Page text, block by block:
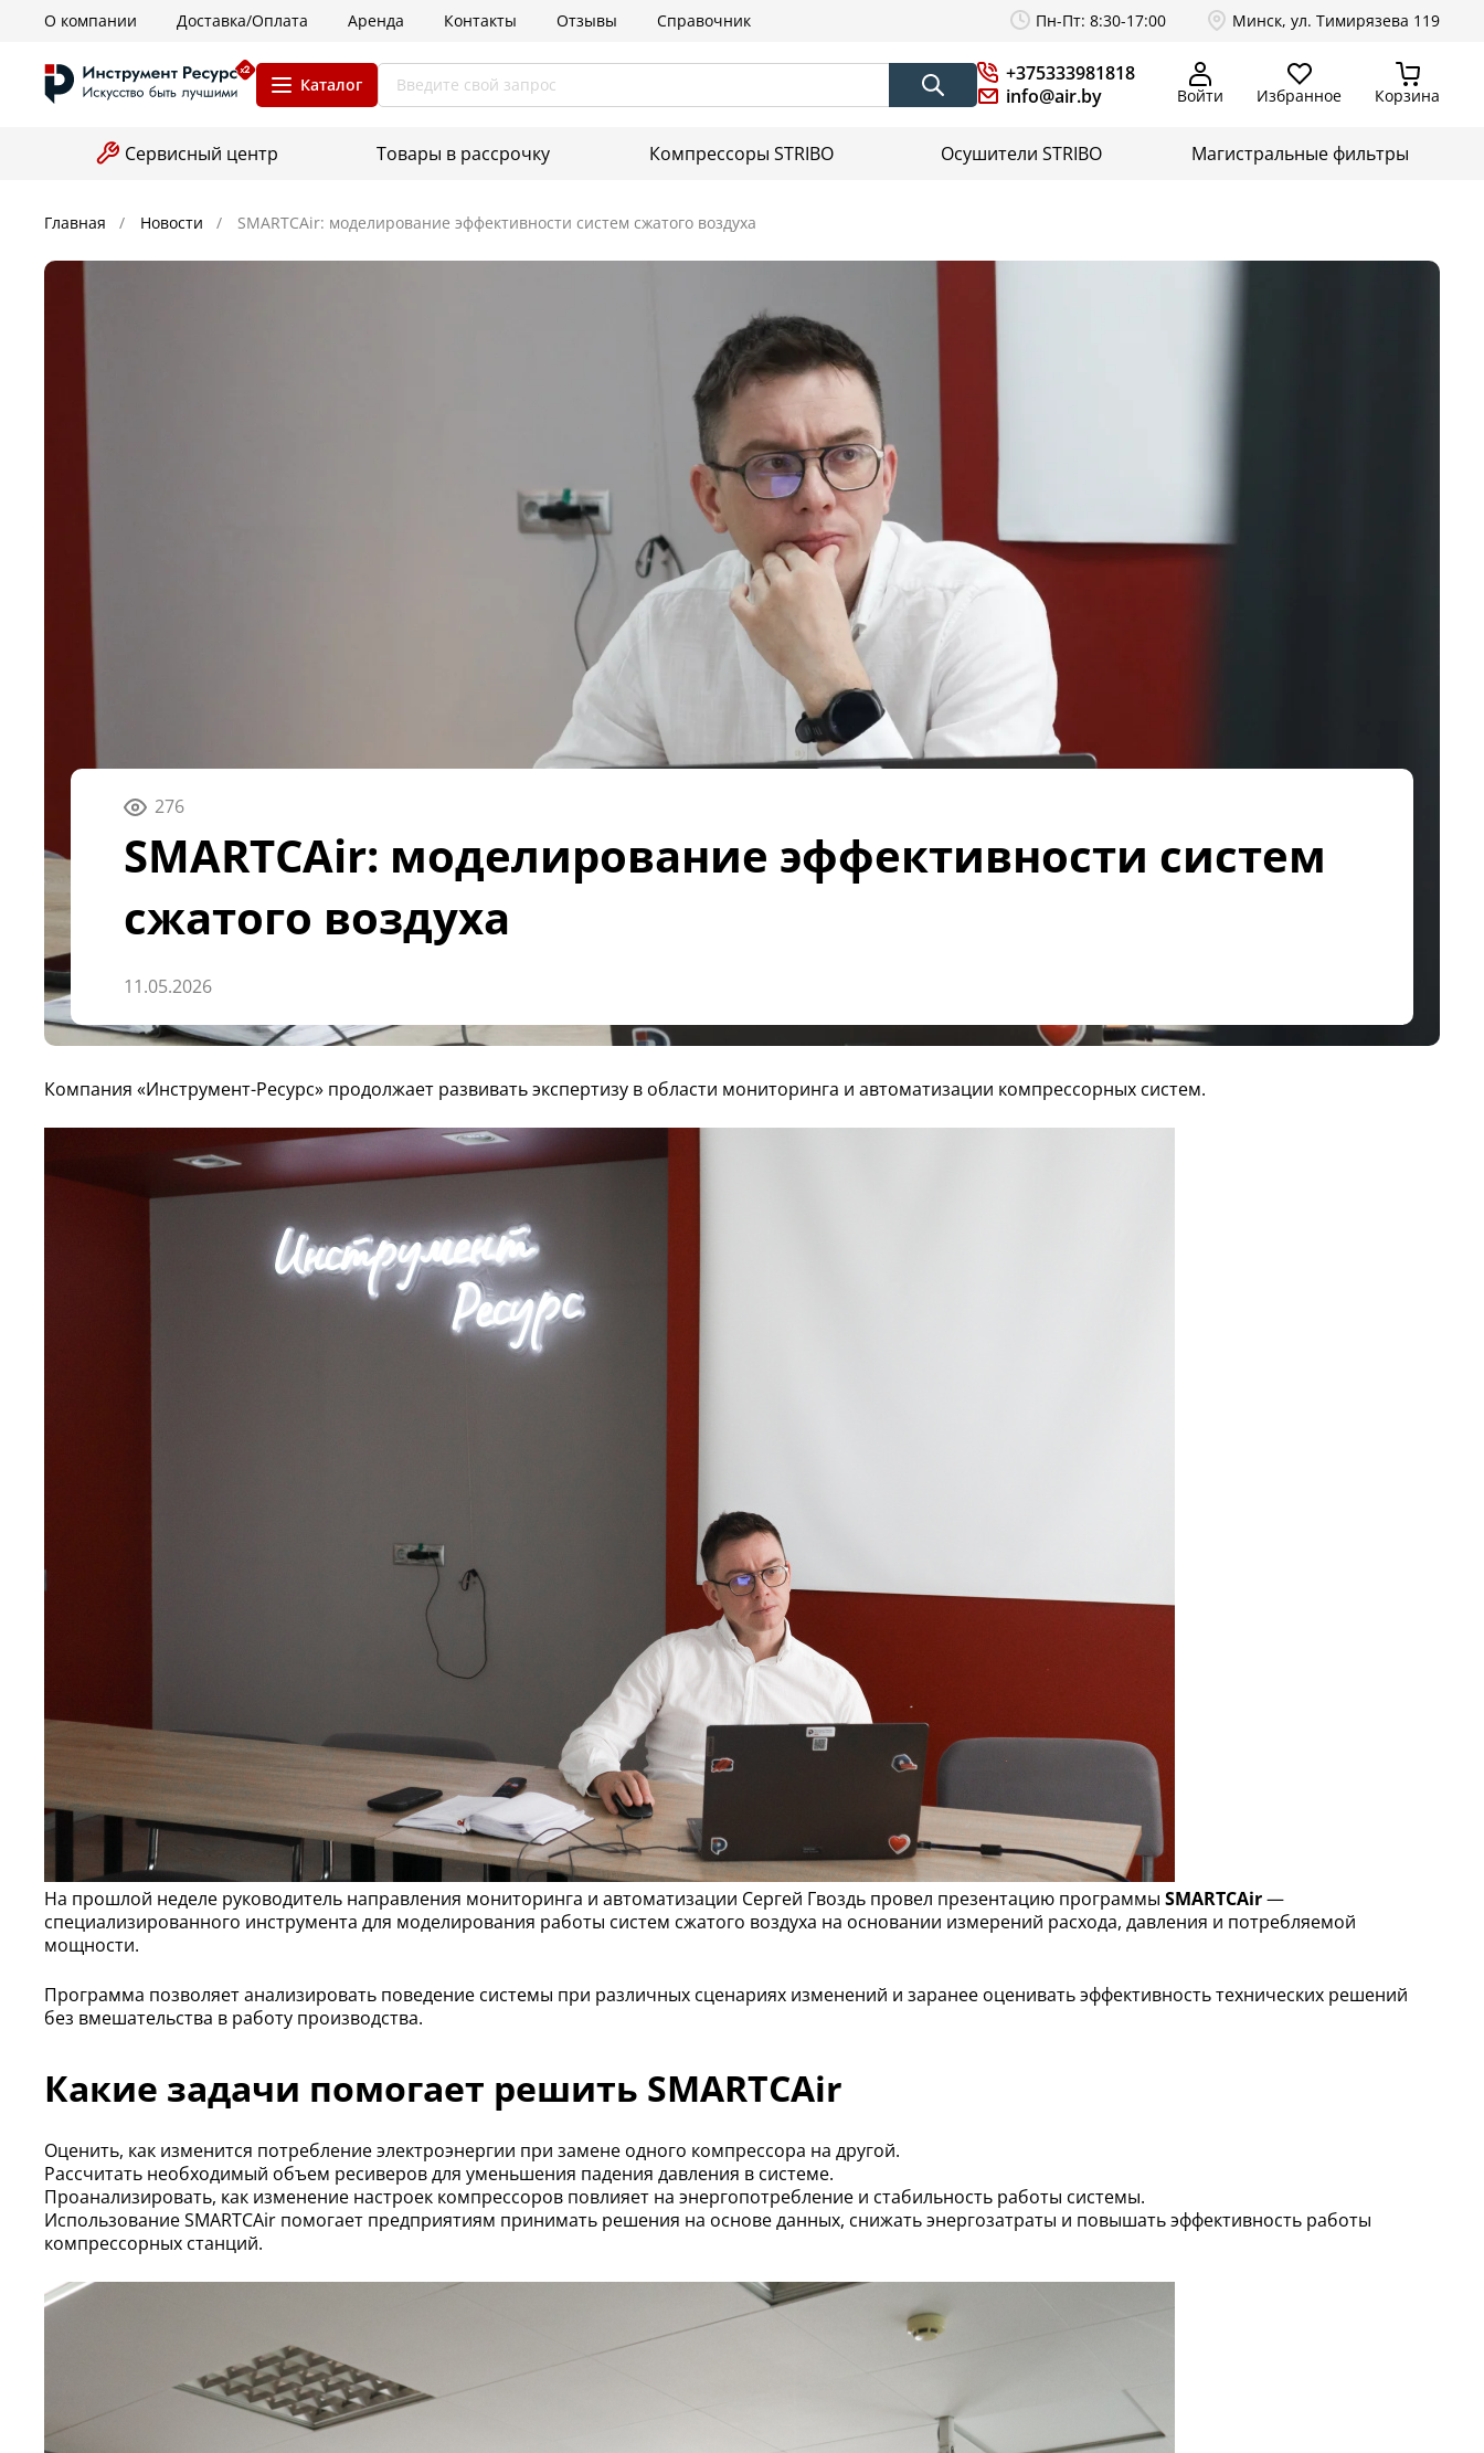
О компании Доставка/Оплата Аренда Контакты Отзывы Справочник Пн-Пт: 8:30-17:00 Минск, ул. Тимирязева 119
Каталог
+375333981818
info@air.by
Войти Избранное Корзина
Сервисный центр Товары в рассрочку Компрессоры STRIBO Осушители STRIBO Магистральные фильтры
Главная Новости SMARTCAir: моделирование эффективности систем сжатого воздуха
276
SMARTCAir: моделирование эффективности систем
сжатого воздуха
11.05.2026
Компания «Инструмент-Ресурс» продолжает развивать экспертизу в области мониторинга и автоматизации компрессорных систем.
На прошлой неделе руководитель направления мониторинга и автоматизации Сергей Гвоздь провел презентацию программы SMARTCAir—
специализированного инструмента для моделирования работы систем сжатого воздуха на основании измерений расхода, давления и потребляемой
мощности.
Программа позволяет анализировать поведение системы при различных сценариях изменений и заранее оценивать эффективность технических решений
без вмешательства в работу производства.
Какие задачи помогает решить SMARTCAir
Оценить, как изменится потребление электроэнергии при замене одного компрессора на другой.
Рассчитать необходимый объем ресиверов для уменьшения падения давления в системе.
Проанализировать, как изменение настроек компрессоров повлияет на энергопотребление и стабильность работы системы.
Использование SMARTCAir помогает предприятиям принимать решения на основе данных, снижать энергозатраты и повышать эффективность работы
компрессорных станций.